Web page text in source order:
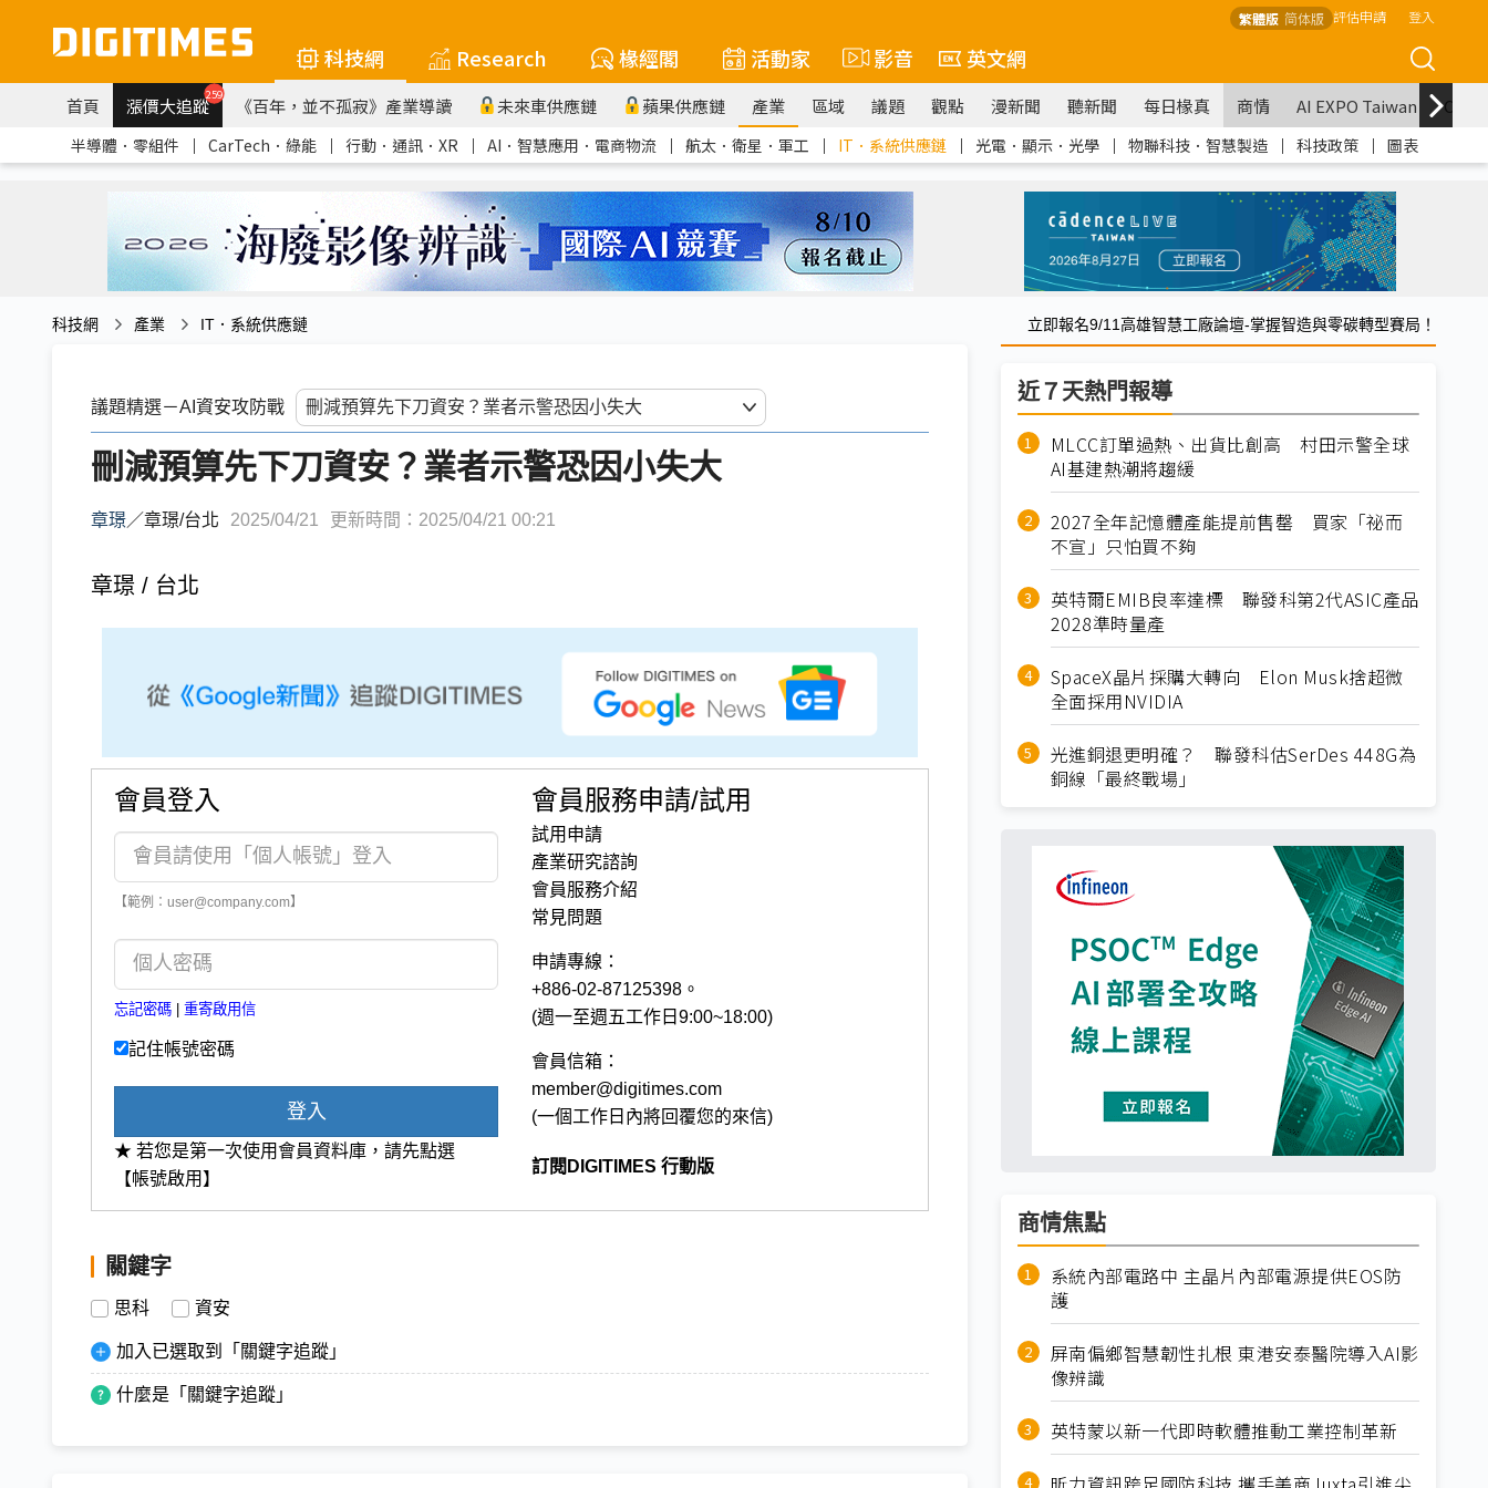
繁體版 简体版 評估申請 登入
科技網 Research 椽經閣 活動家 影音 英文網
首頁 漲價大追蹤259 《百年，並不孤寂》產業導讀 未來車供應鏈 蘋果供應鏈 產業 區域 議題 觀點 漫新聞 聽新聞 每日椽真 商情 AI EXPO Taiwan
半導體．零組件 ｜ CarTech．綠能 ｜ 行動．通訊．XR ｜ AI．智慧應用．電商物流 ｜ 航太．衛星．軍工 ｜ IT．系統供應鏈 ｜ 光電．顯示．光學 ｜ 物聯科技．智慧製造 ｜ 科技政策 ｜ 圖表
科技網 產業 IT．系統供應鏈 立即報名9/11高雄智慧工廠論壇-掌握智造與零碳轉型賽局！
議題精選－AI資安攻防戰
刪減預算先下刀資安？業者示警恐因小失大
章璟／章璟/台北 2025/04/21 更新時間：2025/04/21 00:21
章璟 / 台北
會員登入
【範例：user@company.com】
忘記密碼 重寄啟用信
記住帳號密碼
登入
★ 若您是第一次使用會員資料庫，請先點選
【帳號啟用】
會員服務申請/試用
試用申請
產業研究諮詢
會員服務介紹
常見問題
申請專線：
+886-02-87125398。
(週一至週五工作日9:00~18:00)
會員信箱：
member@digitimes.com
(一個工作日內將回覆您的來信)
訂閱DIGITIMES 行動版
關鍵字
思科 資安
加入已選取到「關鍵字追蹤」
什麼是「關鍵字追蹤」
近７天熱門報導
MLCC訂單過熱、出貨比創高 村田示警全球
AI基建熱潮將趨緩
2027全年記憶體產能提前售罄 買家「祕而
不宣」只怕買不夠
英特爾EMIB良率達標 聯發科第2代ASIC產品
2028準時量產
SpaceX晶片採購大轉向 Elon Musk捨超微
全面採用NVIDIA
光進銅退更明確？ 聯發科估SerDes 448G為
銅線「最終戰場」
商情焦點
系統內部電路中 主晶片內部電源提供EOS防
護
屏南偏鄉智慧韌性扎根 東港安泰醫院導入AI影
像辨識
英特蒙以新一代即時軟體推動工業控制革新